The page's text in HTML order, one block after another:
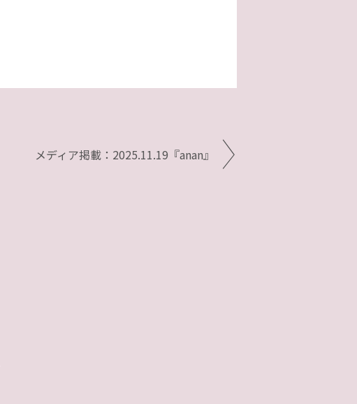
メディア掲載：2025.11.19『anan』